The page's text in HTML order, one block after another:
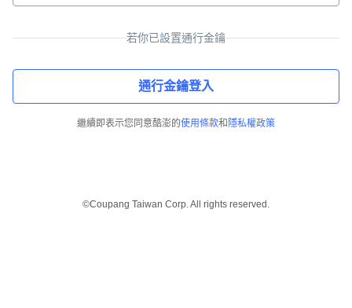
若你已設置通行金鑰
通行金鑰登入
繼續即表示您同意酷澎的使用條款和 隱私權政策
©Coupang Taiwan Corp. All rights reserved.